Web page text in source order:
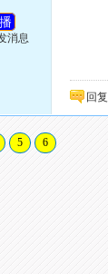
消息
回复
5 6